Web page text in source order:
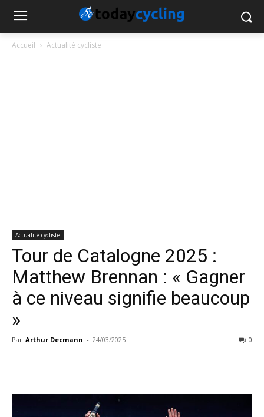
Accueil Actualité cycliste
Actualité cycliste
Tour de Catalogne 2025 :
Matthew Brennan : « Gagner
à ce niveau signifie beaucoup
»
Par Arthur Decmann - 24/03/2025 0